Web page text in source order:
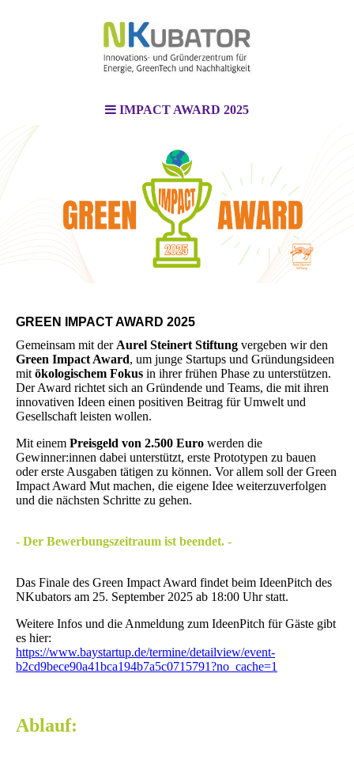
IMPACT AWARD 2025
GREEN IMPACT AWARD 2025
Gemeinsam mit der Aurel Steinert Stiftung vergeben wir den
Green Impact Award, um junge Startups und Gründungsideen
mit ökologischem Fokus in ihrer frühen Phase zu unterstützen.
Der Award richtet sich an Gründende und Teams, die mit ihren
innovativen Ideen einen positiven Beitrag für Umwelt und
Gesellschaft leisten wollen.
Mit einem Preisgeld von 2.500 Euro werden die
Gewinner:innen dabei unterstützt, erste Prototypen zu bauen
oder erste Ausgaben tätigen zu können. Vor allem soll der Green
Impact Award Mut machen, die eigene Idee weiterzuverfolgen
und die nächsten Schritte zu gehen.
- Der Bewerbungszeitraum ist beendet. -
Das Finale des Green Impact Award findet beim IdeenPitch des
NKubators am 25. September 2025 ab 18:00 Uhr statt.
Weitere Infos und die Anmeldung zum IdeenPitch für Gäste gibt
es hier:
https://www.baystartup.de/termine/detailview/event-
b2cd9bece90a41bca194b7a5c0715791?no_cache=1
Ablauf: